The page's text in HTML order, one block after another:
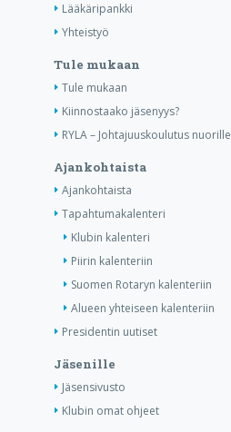
Lääkäripankki
Yhteistyö
Tule mukaan
Tule mukaan
Kiinnostaako jäsenyys?
RYLA – Johtajuuskoulutus nuorille
Ajankohtaista
Ajankohtaista
Tapahtumakalenteri
Klubin kalenteri
Piirin kalenteriin
Suomen Rotaryn kalenteriin
Alueen yhteiseen kalenteriin
Presidentin uutiset
Jäsenille
Jäsensivusto
Klubin omat ohjeet